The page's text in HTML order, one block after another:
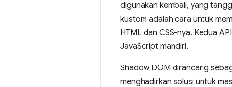
digunakan kembali, yang
kustom adalah cara untuk
HTML dan CSS-nya. Kedua
JavaScript mandiri.
Shadow DOM dirancang
menghadirkan solusi untuk